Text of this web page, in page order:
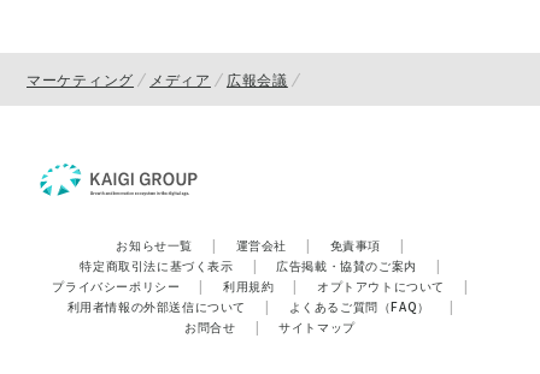
マーケティング メディア 広報会議
お知らせ一覧 | 運営会社 | 免責事項
|
特定商取引法に基づく表示
| 広告掲載・協賛のご案内
|
プライバシーポリシー
| 利用規約 | オプトアウトについて
|
利用者情報の外部送信について
| よくあるご質問（FAQ）
|
お問合せ
| サイトマップ